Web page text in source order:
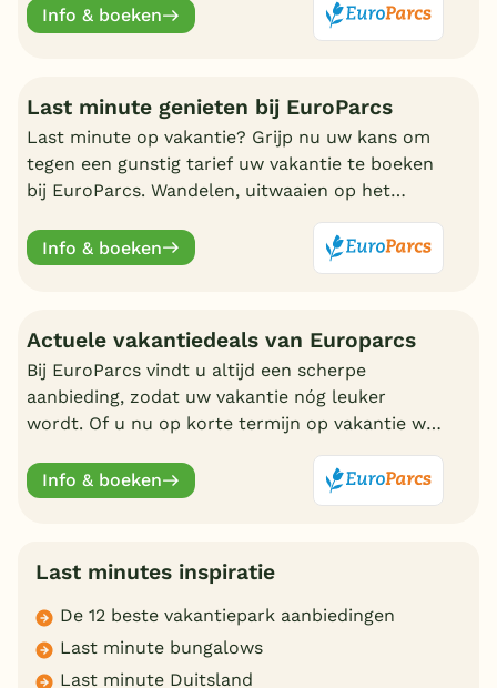
Info & boeken
Last minute genieten bij EuroParcs
Last minute op vakantie? Grijp nu uw kans om
tegen een gunstig tarief uw vakantie te boeken
bij EuroParcs. Wandelen, uitwaaien op het
eigen bungalow
Info & boeken
Actuele vakantiedeals van Europarcs
Bij EuroParcs vindt u altijd een scherpe
aanbieding, zodat uw vakantie nóg leuker
wordt. Of u nu op korte termijn op vakantie wilt
actuele vakantiedeals.
Info & boeken
Last minutes inspiratie
De 12 beste vakantiepark aanbiedingen
Last minute bungalows
Last minute Duitsland